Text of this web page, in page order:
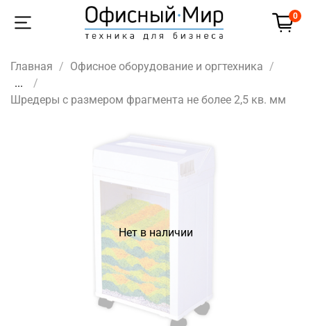
0
Главная
Офисное оборудование и оргтехника
...
Шредеры с размером фрагмента не более 2,5 кв. мм
Нет в наличии